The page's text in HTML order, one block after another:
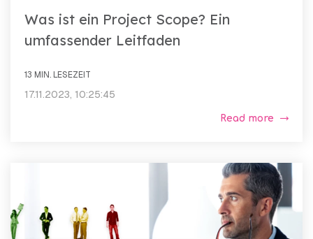
Was ist ein Project Scope? Ein
umfassender Leitfaden
13 MIN. LESEZEIT
17.11.2023, 10:25:45
Read more